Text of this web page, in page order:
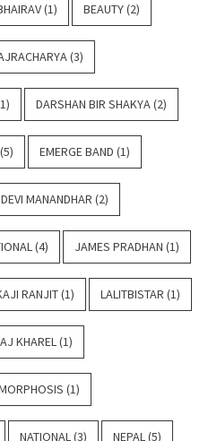
(1) BEAUTY(2)
(3)
DARSHAN BIR SHAKYA(2)
(5) EMERGE BAND (1)
MANANDHAR (2)
(4) JAMES PRADHAN (1)
RANJIT(1) LALITBISTAR (1)
KHAREL(1)
(1)
NATIONAL(3) NEPAL(5)